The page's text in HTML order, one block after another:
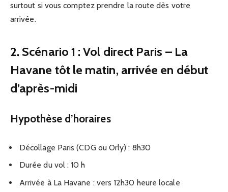
surtout si vous comptez prendre la route dès votre
arrivée.
2. Scénario 1 : Vol direct Paris – La
Havane tôt le matin, arrivée en début
d’après-midi
Hypothèse d’horaires
Décollage Paris (CDG ou Orly) : 8h30
Durée du vol : 10 h
Arrivée à La Havane : vers 12h30 heure locale